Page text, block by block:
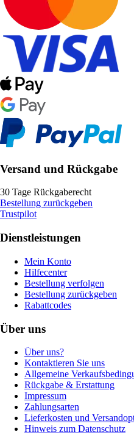
Versand und Rückgabe
30 Tage Rückgaberecht
Bestellung zurückgeben
Trustpilot
Dienstleistungen
Mein Konto
Hilfecenter
Bestellung verfolgen
Bestellung zurückgeben
Rabattcodes
Über uns
Über uns?
Kontaktieren Sie uns
Allgemeine
Rückgabe & Erstattung
Impressum
Zahlungsarten
Lieferkosten und
Hinweis zum Datenschutz